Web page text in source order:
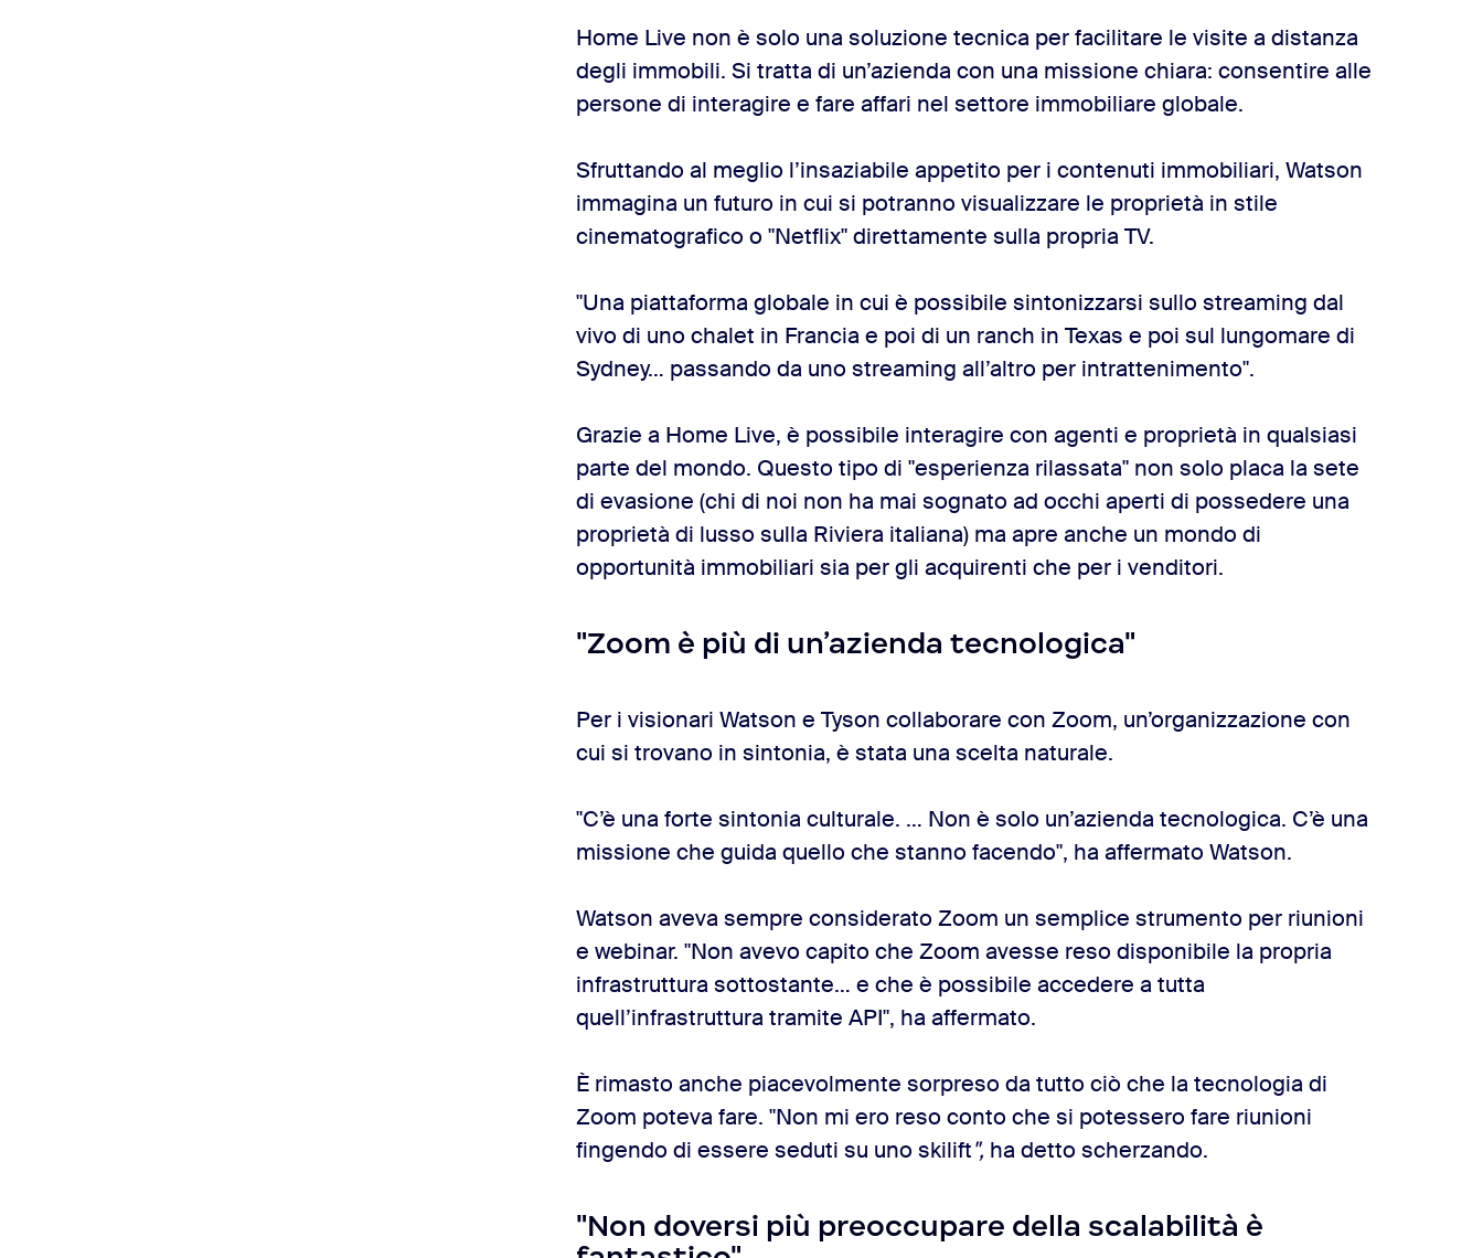
Home Live non è solo una soluzione tecnica per facilitare le visite a distanza
degli immobili. Si tratta di un’azienda con una missione chiara: consentire alle
persone di interagire e fare affari nel settore immobiliare globale.
Sfruttando al meglio l’insaziabile appetito per i contenuti immobiliari, Watson
immagina un futuro in cui si potranno visualizzare le proprietà in stile
cinematografico o "Netflix" direttamente sulla propria TV.
"Una piattaforma globale in cui è possibile sintonizzarsi sullo streaming dal
vivo di uno chalet in Francia e poi di un ranch in Texas e poi sul lungomare di
Sydney… passando da uno streaming all’altro per intrattenimento".
Grazie a Home Live, è possibile interagire con agenti e proprietà in qualsiasi
parte del mondo. Questo tipo di "esperienza rilassata" non solo placa la sete
di evasione (chi di noi non ha mai sognato ad occhi aperti di possedere una
proprietà di lusso sulla Riviera italiana) ma apre anche un mondo di
opportunità immobiliari sia per gli acquirenti che per i venditori.
"Zoom è più di un’azienda tecnologica"
Per i visionari Watson e Tyson collaborare con Zoom, un’organizzazione con
cui si trovano in sintonia, è stata una scelta naturale.
"C’è una forte sintonia culturale. … Non è solo un’azienda tecnologica. C’è una
missione che guida quello che stanno facendo", ha affermato Watson.
Watson aveva sempre considerato Zoom un semplice strumento per riunioni
e webinar. "Non avevo capito che Zoom avesse reso disponibile la propria
infrastruttura sottostante… e che è possibile accedere a tutta
quell’infrastruttura tramite API", ha affermato.
È rimasto anche piacevolmente sorpreso da tutto ciò che la tecnologia di
Zoom poteva fare. "Non mi ero reso conto che si potessero fare riunioni
fingendo di essere seduti su uno skilift", ha detto scherzando.
"Non doversi più preoccupare della scalabilità è